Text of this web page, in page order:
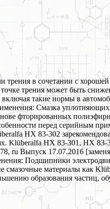
в сочетании с хорошей
трения может быть
такие нормы в
Смазка
фторированных
перед серийным
HX 83-302
Klüberalfa HX 83-301, HX 83-
ru Выпуск 17.07.2016
Подшипники
материалы как
образования частиц,